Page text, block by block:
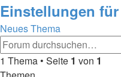
Einstellungen
Neues Thema
1 Thema • Seite 1 von 1